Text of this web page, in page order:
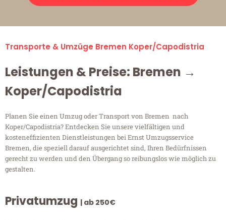
Transporte & Umzüge Bremen Koper/Capodistria
Leistungen & Preise: Bremen →
Koper/Capodistria
Planen Sie einen Umzug oder Transport von Bremen nach
Koper/Capodistria? Entdecken Sie unsere vielfältigen und
kosteneffizienten Dienstleistungen bei Ernst Umzugsservice
Bremen, die speziell darauf ausgerichtet sind, Ihren Bedürfnissen
gerecht zu werden und den Übergang so reibungslos wie möglich zu
gestalten.
Privatumzug | ab 250€